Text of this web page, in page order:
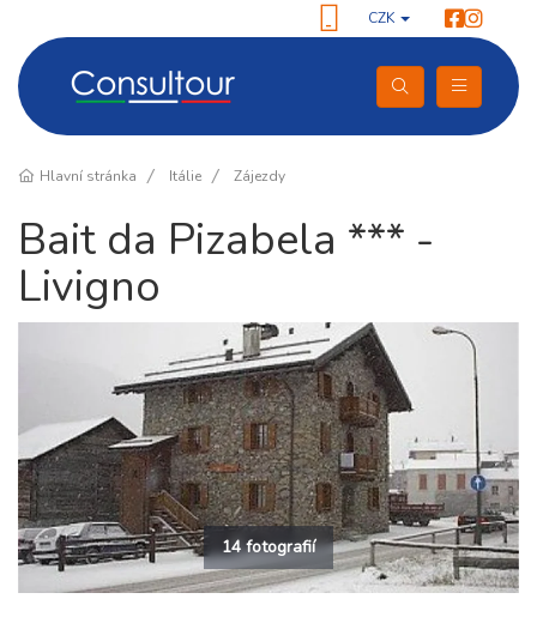
CZK
Hlavní stránka Itálie Zájezdy
Bait da Pizabela *** -
Livigno
14 fotografií